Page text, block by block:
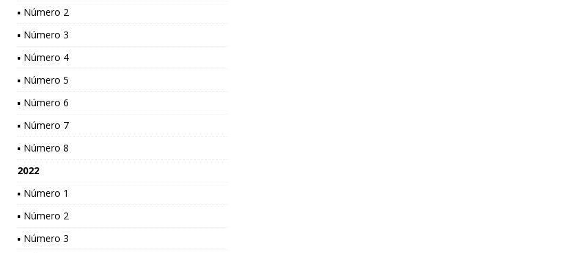
▪ Número 2
▪ Número 3
▪ Número 4
▪ Número 5
▪ Número 6
▪ Número 7
▪ Número 8
2022
▪ Número 1
▪ Número 2
▪ Número 3